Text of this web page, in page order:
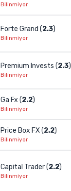
Bilinmiyor
Forte Grand (2.3)
Bilinmiyor
Premium Invests (2.3)
Bilinmiyor
Ga Fx (2.2)
Bilinmiyor
Price Box FX (2.2)
Bilinmiyor
Capital Trader (2.2)
Bilinmiyor